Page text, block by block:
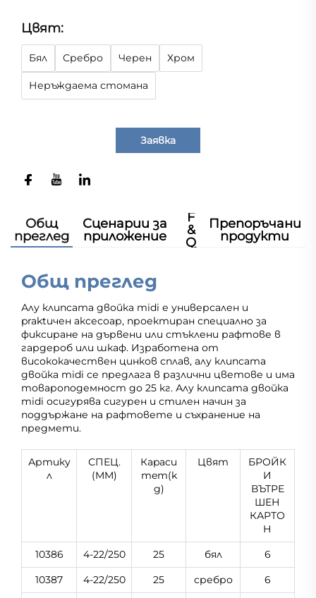
Цвят:
Бял Сребро Черен Хром
Неръждаема стомана
Заявка
Общ
преглед
Сценарии за
приложение
F
&
Q
Препоръчани
продукти
Общ преглед
Алу клипсата двойка midi е универсален и
praktичен аксесоар, проектиран специално за
фиксиране на дървени или стъклени рафтове в
гардероб или шкаф. Изработена от
висококачествен цинков сплав, алу клипсата
двойка midi се предлага в различни цветове и има
товароподемност до 25 кг. Алу клипсата двойка
midi осигурява сигурен и стилен начин за
поддържане на рафтовете и съхранение на
предмети.
Артику
л
СПЕЦ.
(MM)
Кapacи
тeт(k
g)
Цвят
БРОЙК
И
ВЪТРЕ
ШЕН
КАРТО
Н
10386
4-22/250 25 бял
6
10387
4-22/250 25 сребро
6